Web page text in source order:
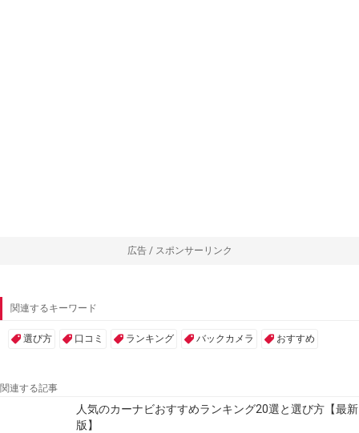
広告 / スポンサーリンク
関連するキーワード
選び方 口コミ ランキング バックカメラ おすすめ
関連する記事
人気のカーナビおすすめランキング20選と選び方【最新
版】